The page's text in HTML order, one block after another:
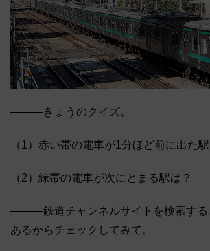
―――きょうのクイズ。
（1）赤い帯の電車が1分ほど前に出た駅
（2）緑帯の電車が次にとまる駅は？
―――鉄道チャンネルサイトを検索する
あるからチェックしてみて。